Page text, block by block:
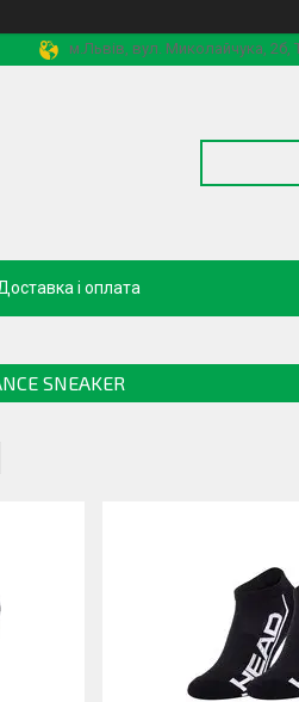
м.Львів, вул. Миколайчука,
і оплата
SNEAKER